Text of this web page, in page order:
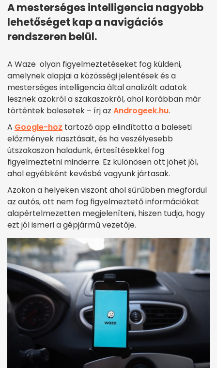
A mesterséges intelligencia nagyobb
lehetőséget kap a navigációs
rendszeren belül.
A Waze olyan figyelmeztetéseket fog küldeni,
amelynek alapjai a közösségi jelentések és a
mesterséges intelligencia által analizált adatok
lesznek azokról a szakaszokról, ahol korábban már
történtek balesetek – írj az Androgeek.hu.
A Google-hoz tartozó app elindította a baleseti
előzmények riasztásait, és ha veszélyesebb
útszakaszon haladunk, értesítésekkel fog
figyelmeztetni minderre. Ez különösen ott jöhet jól,
ahol egyébként kevésbé vagyunk jártasak.
Azokon a helyeken viszont ahol sűrűbben megfordul
az autós, ott nem fog figyelmeztető információkat
alapértelmezetten megjeleníteni, hiszen tudja, hogy
ezt jól ismeri a gépjármű vezetője.